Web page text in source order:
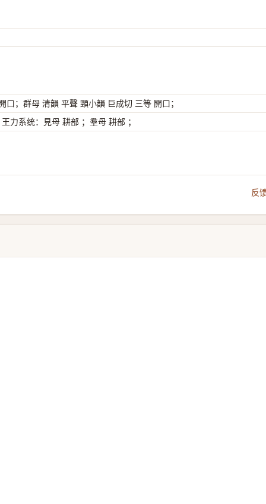
；群母 清韻 平聲 頸小韻 巨成切 三等 開口；
力系统：見母 耕部 ；羣母 耕部 ；
反